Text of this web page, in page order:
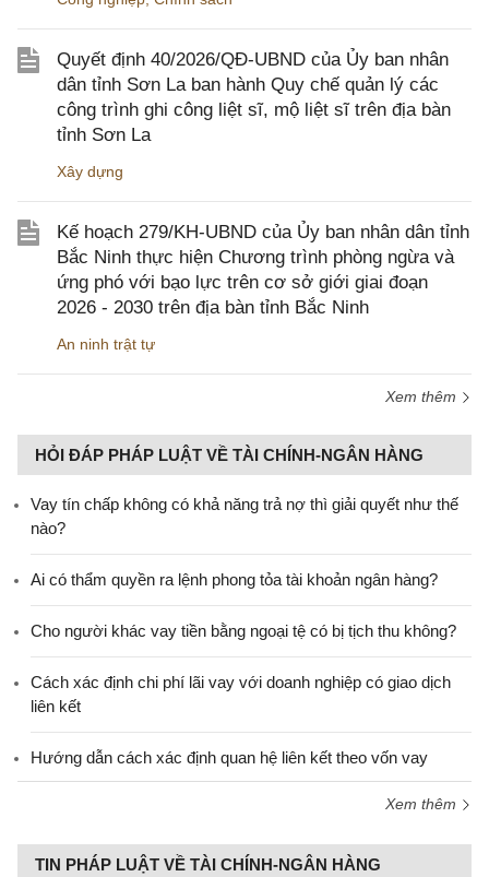
Quyết định 40/2026/QĐ-UBND của Ủy ban nhân
dân tỉnh Sơn La ban hành Quy chế quản lý các
công trình ghi công liệt sĩ, mộ liệt sĩ trên địa bàn
tỉnh Sơn La
Xây dựng
Kế hoạch 279/KH-UBND của Ủy ban nhân dân tỉnh
Bắc Ninh thực hiện Chương trình phòng ngừa và
ứng phó với bạo lực trên cơ sở giới giai đoạn
2026 - 2030 trên địa bàn tỉnh Bắc Ninh
An ninh trật tự
Xem thêm
HỎI ĐÁP PHÁP LUẬT VỀ TÀI CHÍNH-NGÂN HÀNG
Vay tín chấp không có khả năng trả nợ thì giải quyết như thế
nào?
Ai có thẩm quyền ra lệnh phong tỏa tài khoản ngân hàng?
Cho người khác vay tiền bằng ngoại tệ có bị tịch thu không?
Cách xác định chi phí lãi vay với doanh nghiệp có giao dịch
liên kết
Hướng dẫn cách xác định quan hệ liên kết theo vốn vay
Xem thêm
TIN PHÁP LUẬT VỀ TÀI CHÍNH-NGÂN HÀNG